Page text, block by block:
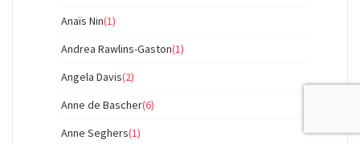
Anaïs Nin(1)
Andrea Rawlins-Gaston(1)
Angela Davis(2)
Anne de Bascher(6)
Anne Seghers(1)